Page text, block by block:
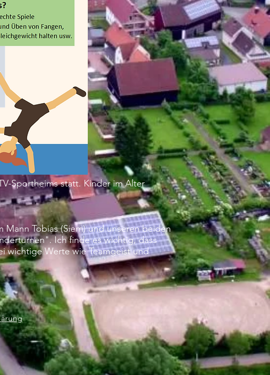
Sportheims statt. Kinder im Alter
Tobias (Siem) und unseren beiden
Ich finde es wichtig, dass
wichtige Werte wie Teamgeist und